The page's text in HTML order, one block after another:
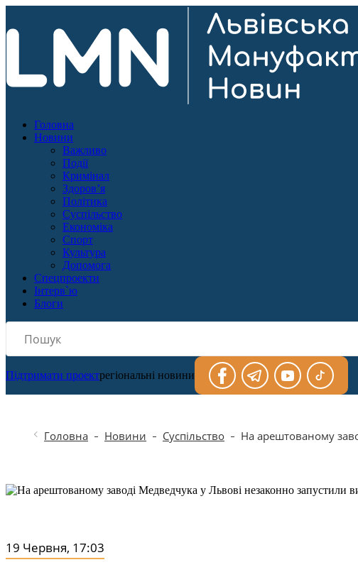
Головна
Новини
Важливо
Події
Кримінал
Здоров’я
Політика
Суспільство
Економіка
Спорт
Культура
Допомога
Спецпроекти
Інтерв`ю
Блоги
Підтримати проектрегіональні новини
Головна Новини Суспільство На арештованому
19 Червня, 17:03